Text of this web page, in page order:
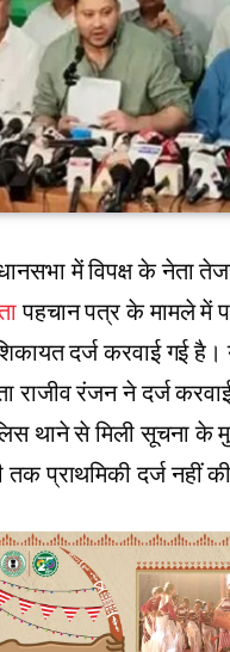
में विपक्ष के नेता
पहचान पत्र के मामले में
दर्ज करवाई गई
राजीव रंजन ने दर्ज
थाने से मिली सूचना के
प्राथमिकी दर्ज नहीं